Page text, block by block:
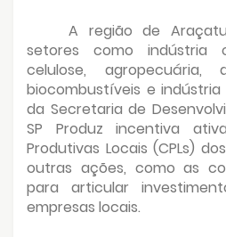
A região de
setores como indústria
celulose,
biocombustíveis e
da Secretaria de
SP Produz incentiva
Produtivas Locais (CPLs)
outras ações, como as
para articular
empresas locais.